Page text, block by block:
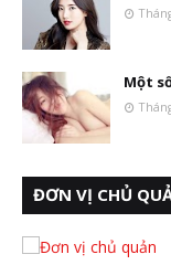
Một
ĐƠN VỊ CHỦ